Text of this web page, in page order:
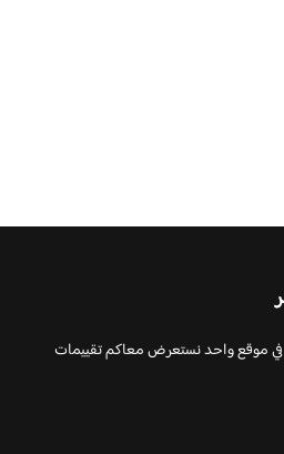
موقع واحد نستعرض معاكم تقييمات